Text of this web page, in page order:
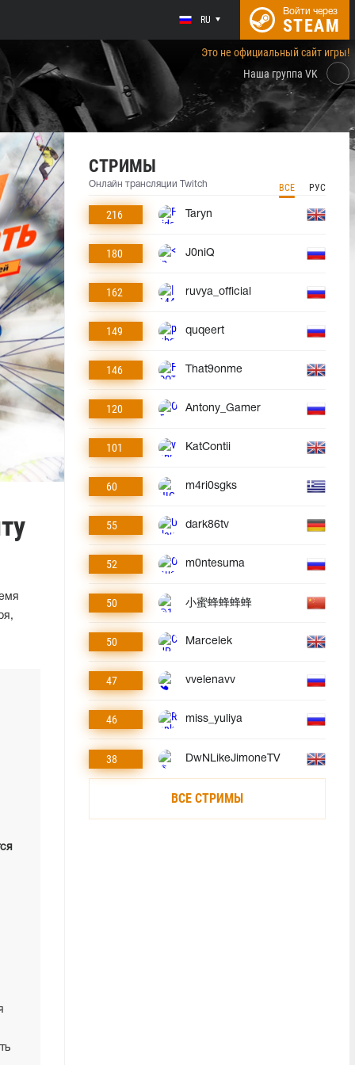
RU
Войти через
STEAM
Это не официальный сайт игры!
Наша группа VK
СТРИМЫ
Онлайн трансляции Twitch ВСЕ РУС
216 Taryn
180 J0niQ
162 ruvya_official
149 quqeert
146 That9onme
120 Antony_Gamer
101 KatContii
60 m4ri0sgks
55 dark86tv
52 m0ntesuma
50 小蜜蜂蜂蜂蜂
50 Marcelek
47 vvelenavv
46 miss_yuliya
38 DwNLikeJimoneTV
ВСЕ СТРИМЫ